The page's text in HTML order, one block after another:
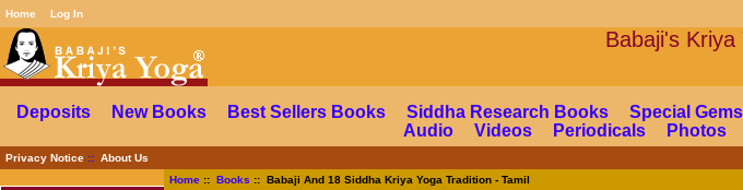
Home Log In
Babaji's
Deposits New Books Best Sellers Books Siddha Research Books Special Gems
Audio
Videos Periodicals Photos
Privacy Notice:: About Us
Home:: Books :: Babaji And 18 Siddha Kriya Yoga Tradition - Tamil